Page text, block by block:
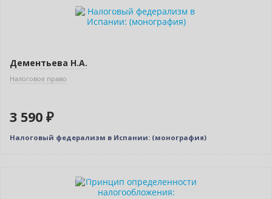
Индивидуальный подход
Дементьева Н.А.
Налоговое право
3 590 ₽
Налоговый федерализм в Испании: (монография)
Индивидуальный подход